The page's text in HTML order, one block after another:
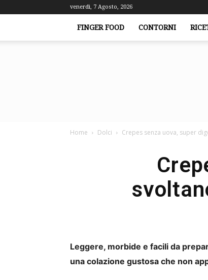
venerdì, 7 Agosto, 2026
FINGER FOOD CONTORNI
Home Dolci Crepes senza uova, super
Leggere, morbide e facili da
una colazione gustosa che non